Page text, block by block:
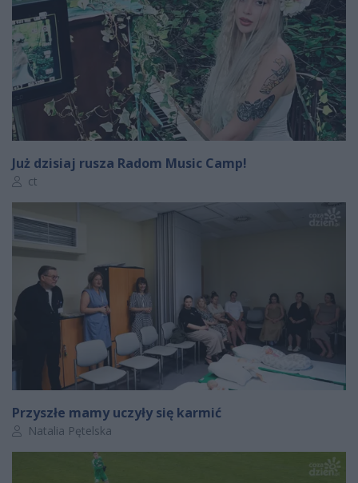
Już dzisiaj rusza Radom Music Camp!
Autor artykułu:
ct
Przyszłe mamy uczyły się karmić
Autor artykułu:
Natalia Pętelska